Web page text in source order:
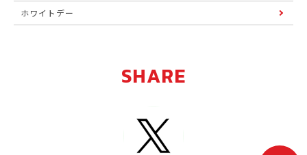
ホワイトデー
SHARE